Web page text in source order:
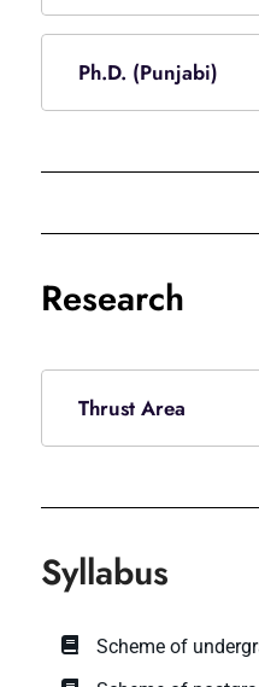
Ph.D. (Punjabi)
Research
Thrust Area
Syllabus
Scheme of